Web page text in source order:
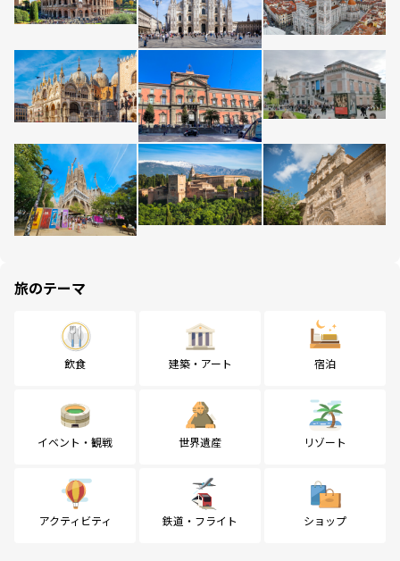
旅のテーマ
飲食 建築・アート 宿泊
イベント・観戦 世界遺産 リゾート
アクティビティ 鉄道・フライト ショップ